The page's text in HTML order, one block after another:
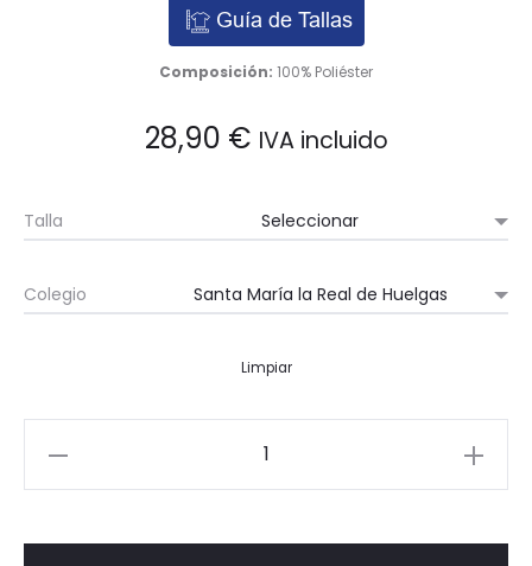
Guía de Tallas
Composición: 100% Poliéster
28,90 € IVA incluido
Talla
Colegio
Limpiar
cantidad